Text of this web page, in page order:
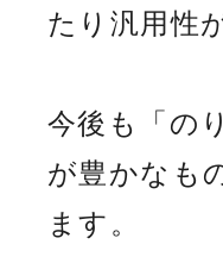
たり汎用性
今後も「の
が豊かなも